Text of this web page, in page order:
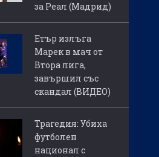
за Реал (Мадрид)
Етър излъга
Марек в мач от
Втора лига,
завършил със
скандал (ВИДЕО)
Трагедия: Убиха
футболен
национал с